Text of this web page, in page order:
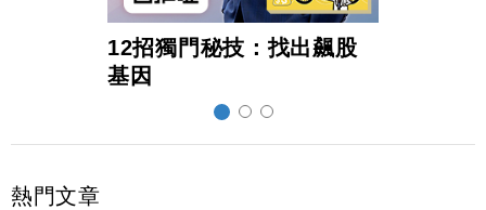
12招獨門秘技：找出飆股
基因
熱門文章